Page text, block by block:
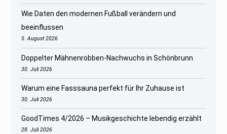
Wie Daten den modernen Fußball verändern und
beeinflussen
5. August 2026
Doppelter Mähnenrobben-Nachwuchs in Schönbrunn
30. Juli 2026
Warum eine Fasssauna perfekt für Ihr Zuhause ist
30. Juli 2026
GoodTimes 4/2026 – Musikgeschichte lebendig erzählt
28. Juli 2026